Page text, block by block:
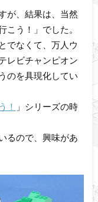
が、結果は、当然
こう！」でした。
でなくて、万人ウ
レビチャンピオン
のを具現化してい
！
」シリーズの時
るので、興味があ